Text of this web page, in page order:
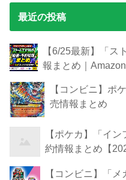
最近の投稿
【6/25最新】「ス
報まとめ｜
【コンビニ】ポ
売情報まとめ
【ポケカ】「イ
約情報まとめ【
【コンビニ】「